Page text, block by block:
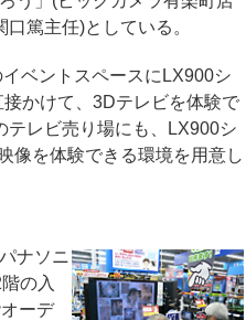
篤主任)としている。
ベントスペースにLX900シ
かけて、3Dテレビを体験で
テレビ売り場にも、LX900シ
像を体験できる環境を用意し
ナソニ
の入
ーデ